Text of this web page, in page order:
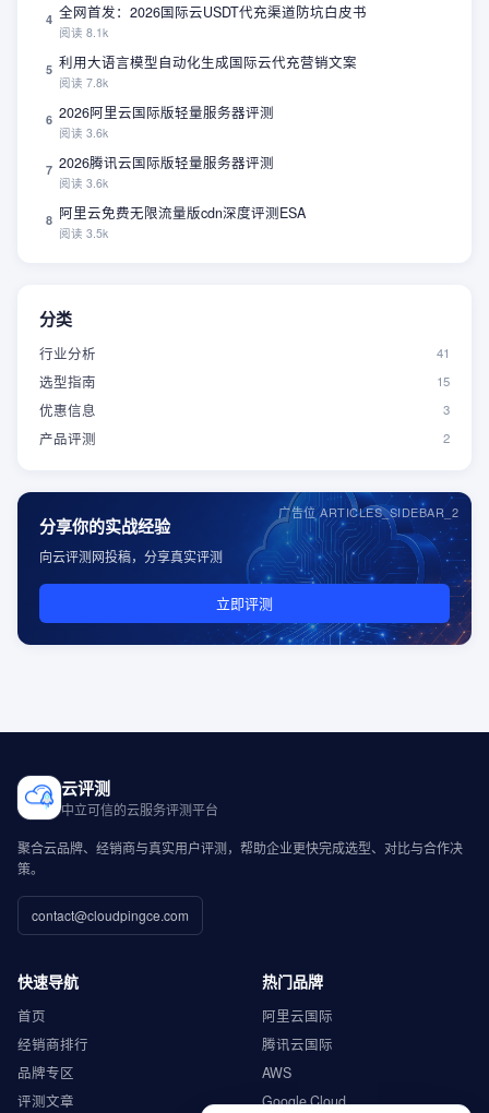
4 全网首发：2026国际云USDT代充渠道防坑白皮书
阅读8.1k
5 利用大语言模型自动化生成国际云代充营销文案
阅读7.8k
6 2026阿里云国际版轻量服务器评测
阅读3.6k
7 2026腾讯云国际版轻量服务器评测
阅读3.6k
8 阿里云免费无限流量版cdn深度评测ESA
阅读3.5k
分类
行业分析 41
选型指南 15
优惠信息 3
产品评测 2
广告位 ARTICLES_SIDEBAR_2
分享你的实战经验
向云评测网投稿，分享真实评测
立即评测
云评测
中立可信的云服务评测平台
聚合云品牌、经销商与真实用户评测，帮助企业更快完成选型、对比与合作决
策。
contact@cloudpingce.com
快速导航
首页
经销商排行
品牌专区
评测文章
热门品牌
阿里云国际
腾讯云国际
AWS
Google Cloud